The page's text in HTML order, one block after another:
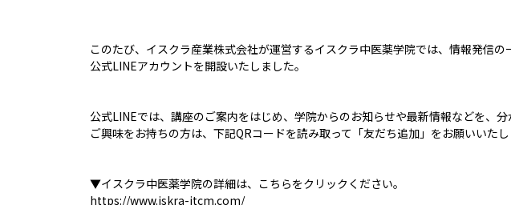
このたび、イスクラ産業株式会社が運営するイスクラ中医薬学院では、情報発信の
公式LINEアカウントを開設いたしました。
公式LINEでは、講座のご案内をはじめ、学院からのお知らせや最新情報などを、分
ご興味をお持ちの方は、下記QRコードを読み取って「友だち追加」をお願いいたし
▼イスクラ中医薬学院の詳細は、こちらをクリックください。
https://www.iskra-itcm.com/